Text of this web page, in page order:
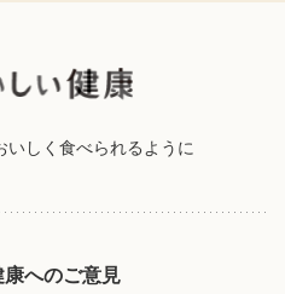
いしく食べられるように
へのご意見